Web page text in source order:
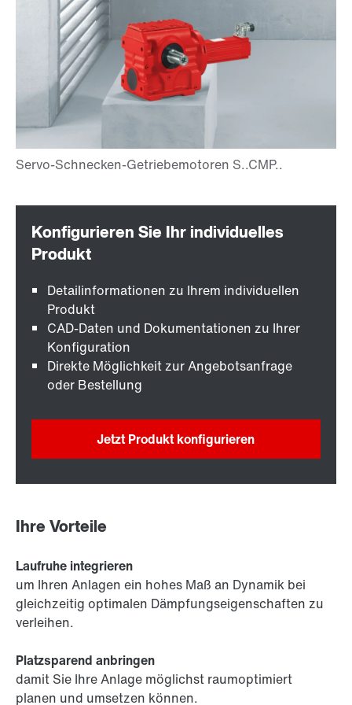
Detailinformationen zu Ihrem individuellen
Produkt
CAD-Daten und Dokumentationen zu Ihrer
Konfiguration
Direkte Möglichkeit zur Angebotsanfrage
oder Bestellung
Jetzt Produkt konfigurieren
Ihre Vorteile
Laufruhe integrieren
um Ihren Anlagen ein hohes Maß an Dynamik bei
gleichzeitig optimalen Dämpfungseigenschaften zu
verleihen.
Platzsparend anbringen
damit Sie Ihre Anlage möglichst raumoptimiert
planen und umsetzen können.